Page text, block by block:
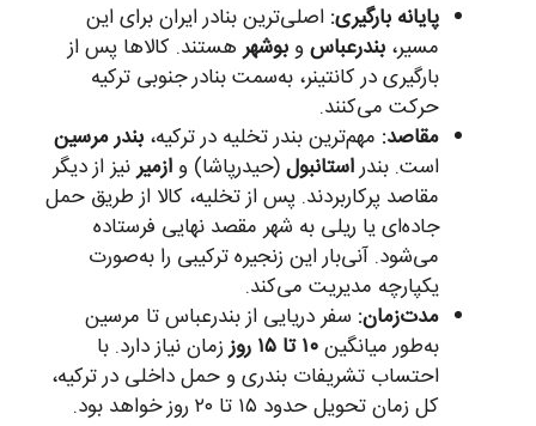
پایانه بارگیری: اصلی‌ترین بنادر ایران برای این
مسیر، بندرعباسوبوشهرهستند. کالاها پس از
بارگیری در کانتینر، به‌سمت بنادر جنوبی ترکیه
حرکت می‌کنند.
مقاصد: مهم‌ترین بندر تخلیه در ترکیه، بندر مرسین
است. بندراستانبول(حیدرپاشا) وازمیرنیز از دیگر
مقاصد پرکاربردند. پس از تخلیه، کالا از طریق حمل
جاده‌ای یا ریلی به شهر مقصد نهایی فرستاده
می‌شود. آنی‌بار این زنجیره ترکیبی را به‌صورت
یکپارچه مدیریت می‌کند.
مدت‌زمان: سفر دریایی از بندرعباس تا مرسین
به‌طور میانگین۱۰ تا ۱۵ روز
زمان نیاز دارد. با
احتساب تشریفات بندری و حمل داخلی در ترکیه،
کل زمان تحویل حدود ۱۵ تا ۲۰ روز خواهد بود.